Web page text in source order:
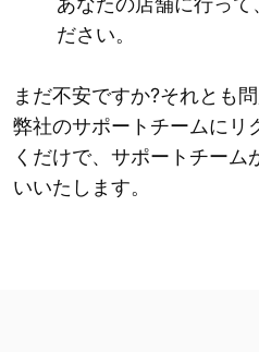
ださい。
まだ不安ですか?それとも
弊社のサポートチームにリ
くだけで、サポートチー
いいたします。